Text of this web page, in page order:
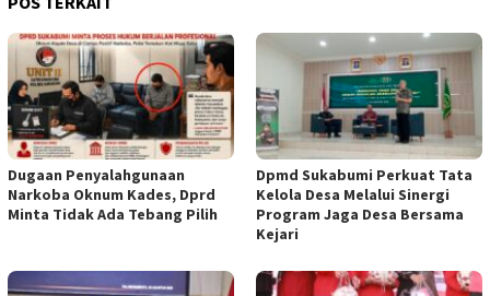
Dugaan Penyalahgunaan
Narkoba Oknum Kades, Dprd
Minta Tidak Ada Tebang Pilih
Dpmd Sukabumi Perkuat Tata
Kelola Desa Melalui Sinergi
Program Jaga Desa Bersama
Kejari